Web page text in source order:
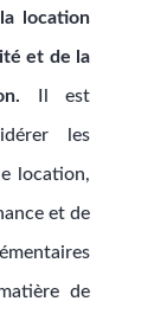
location
et de la
Il est
les
location,
et de
de